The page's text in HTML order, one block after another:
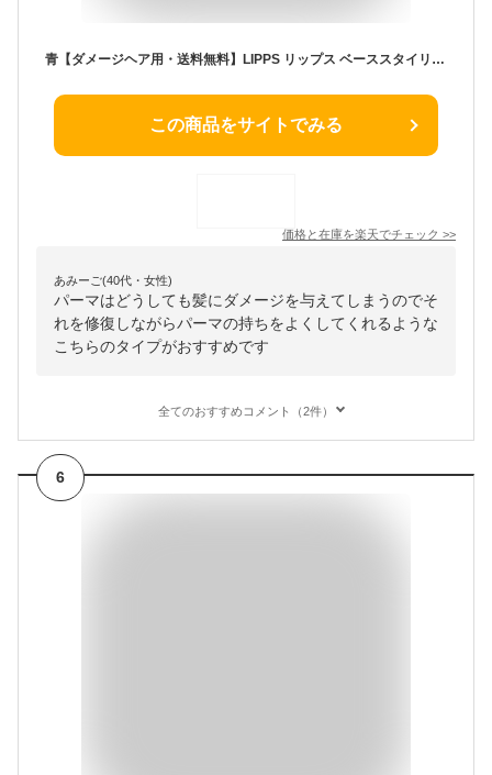
青【ダメージヘア用・送料無料】LIPPS リップス ベーススタイリング ヘアオイル (100ml) GR&R ダメージヘア用 洗い流さないトリートメント メンズ レディース
この商品をサイトでみる
価格と在庫を楽天でチェック >>
あみーご(40代・女性)
パーマはどうしても髪にダメージを与えてしまうのでそ
れを修復しながらパーマの持ちをよくしてくれるような
こちらのタイプがおすすめです
全てのおすすめコメント（2件）
6